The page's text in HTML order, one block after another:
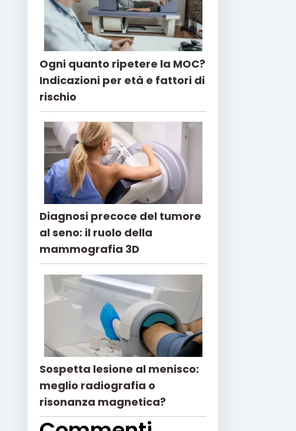
Ogni quanto ripetere la MOC?
Indicazioni per età e fattori di
rischio
Diagnosi precoce del tumore
al seno: il ruolo della
mammografia 3D
Sospetta lesione al menisco:
meglio radiografia o
risonanza magnetica?